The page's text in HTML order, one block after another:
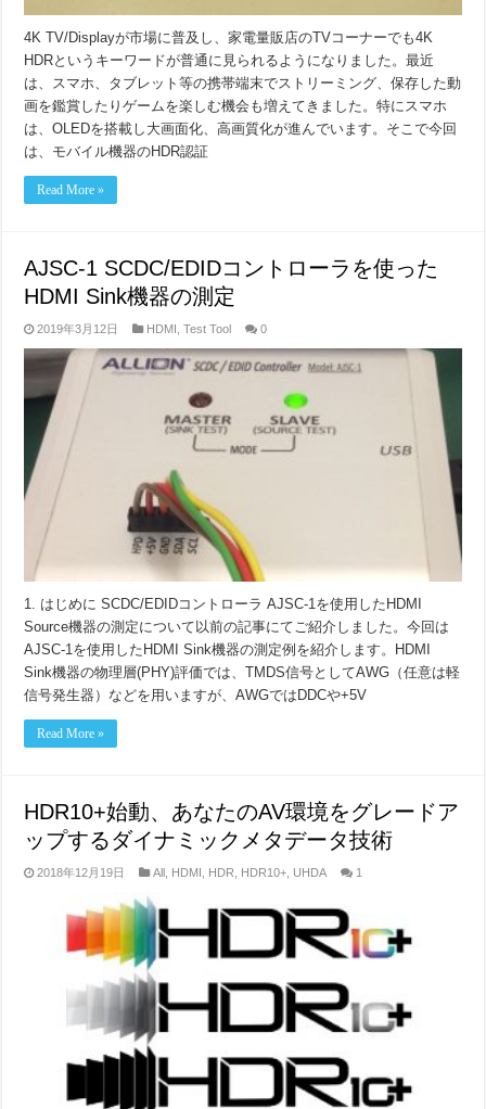
4K TV/Displayが市場に普及し、家電量販店のTVコーナーでも4K
HDRというキーワードが普通に見られるようになりました。最近
は、スマホ、タブレット等の携帯端末でストリーミング、保存した動
画を鑑賞したりゲームを楽しむ機会も増えてきました。特にスマホ
は、OLEDを搭載し大画面化、高画質化が進んでいます。そこで今回
は、モバイル機器のHDR認証
Read More »
AJSC-1 SCDC/EDIDコントローラを使った
HDMI Sink機器の測定
2019年3月12日 HDMI ,Test Tool 0
1. はじめに SCDC/EDIDコントローラ AJSC-1を使用したHDMI
Source機器の測定について以前の記事にてご紹介しました。今回は
AJSC-1を使用したHDMI Sink機器の測定例を紹介します。HDMI
Sink機器の物理層(PHY)評価では、TMDS信号としてAWG（任意は軽
信号発生器）などを用いますが、AWGではDDCや+5V
Read More »
HDR10+始動、あなたのAV環境をグレードア
ップするダイナミックメタデータ技術
2018年12月19日 All HDMI HDR HDR10+ UHDA 1